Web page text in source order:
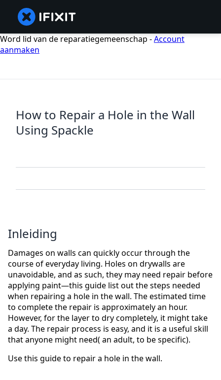
Word lid van de reparatiegemeenschap -Account
aanmaken
How to Repair a Hole in the Wall
Using Spackle
Inleiding
Damages on walls can quickly occur through the
course of everyday living. Holes on drywalls are
unavoidable, and as such, they may need repair before
applying paint—this guide list out the steps needed
when repairing a hole in the wall. The estimated time
to complete the repair is approximately an hour.
However, for the layer to dry completely, it might take
a day. The repair process is easy, and it is a useful skill
that anyone might need( an adult, to be specific).
Use this guide to repair a hole in the wall.